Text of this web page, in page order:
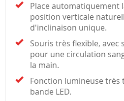
Place automatiquement
position verticale
d'inclinaison unique.
Souris très flexible,
pour une circulation
la main.
Fonction lumineuse très
bande LED.